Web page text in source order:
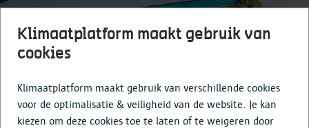
Klimaatplatform maakt gebruik van
cookies
Klimaatplatform maakt gebruik van verschillende cookies
voor de optimalisatie & veiligheid van de website. Je kan
kiezen om deze cookies toe te laten of te weigeren door